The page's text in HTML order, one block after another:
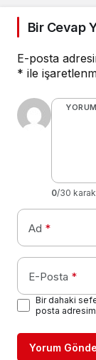
Bir Cevap
E-posta
* ile
0/30
Ad *
E-Posta *
Bir dahaki
posta
Yorum